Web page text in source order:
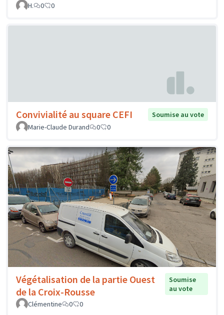
H. 0 0
Convivialité au square CEFI
Soumise au vote
Marie-Claude Durand
0 0
Végétalisation de la partie Ouest
de la Croix-Rousse
Soumise
au vote
Clémentine
0 0